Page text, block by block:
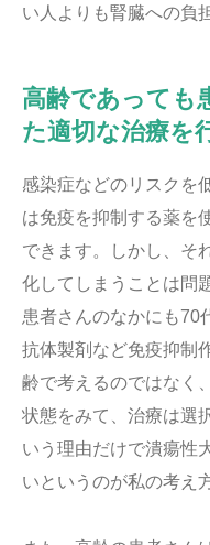
い人よりも腎臓への負
高齢であっても
た適切な治療を
感染症などのリスクを
は免疫を抑制する薬を
できます。しかし、そ
化してしまうことは問
患者さんのなかにも70
抗体製剤など免疫抑制
齢で考えるのではなく
状態をみて、治療は選
いう理由だけで潰瘍性
いというのが私の考え